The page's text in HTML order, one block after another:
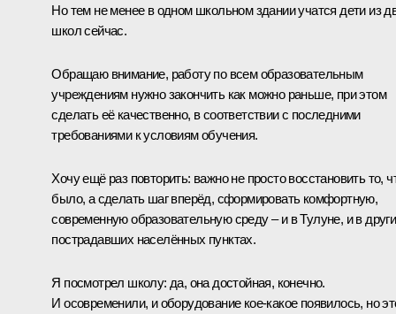
Но тем не менее в одном школьном здании учатся дети из
школ сейчас.
Обращаю внимание, работу по всем образовательным
учреждениям нужно закончить как можно раньше, при этом
сделать её качественно, в соответствии с последними
требованиями к условиям обучения.
Хочу ещё раз повторить: важно не просто восстановить то,
было, а сделать шаг вперёд, сформировать комфортную,
современную образовательную среду – и в Тулуне, и в
пострадавших населённых пунктах.
Я посмотрел школу: да, она достойная, конечно.
И осовременили, и оборудование кое-какое появилось, но